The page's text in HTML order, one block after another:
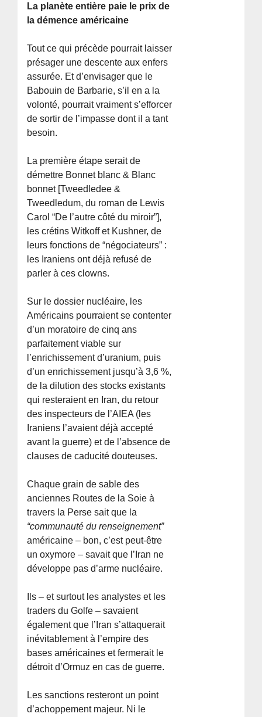
La planète entière paie le prix de
la démence américaine
Tout ce qui précède pourrait laisser
présager une descente aux enfers
assurée. Et d’envisager que le
Babouin de Barbarie, s’il en a la
volonté, pourrait vraiment s’efforcer
de sortir de l’impasse dont il a tant
besoin.
La première étape serait de
démettre Bonnet blanc & Blanc
bonnet [Tweedledee &
Tweedledum, du roman de Lewis
Carol “De l’autre côté du miroir”],
les crétins Witkoff et Kushner, de
leurs fonctions de “négociateurs” :
les Iraniens ont déjà refusé de
parler à ces clowns.
Sur le dossier nucléaire, les
Américains pourraient se contenter
d’un moratoire de cinq ans
parfaitement viable sur
l’enrichissement d’uranium, puis
d’un enrichissement jusqu’à 3,6 %,
de la dilution des stocks existants
qui resteraient en Iran, du retour
des inspecteurs de l’AIEA (les
Iraniens l’avaient déjà accepté
avant la guerre) et de l’absence de
clauses de caducité douteuses.
Chaque grain de sable des
anciennes Routes de la Soie à
travers la Perse sait que la
“communauté du renseignement”
américaine – bon, c’est peut-être
un oxymore – savait que l’Iran ne
développe pas d’arme nucléaire.
Ils – et surtout les analystes et les
traders du Golfe – savaient
également que l’Iran s’attaquerait
inévitablement à l’empire des
bases américaines et fermerait le
détroit d’Ormuz en cas de guerre.
Les sanctions resteront un point
d’achoppement majeur. Ni le